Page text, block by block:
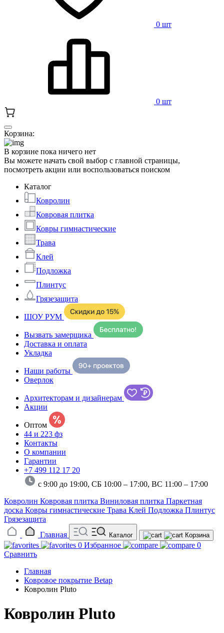
0 шт
0 шт
Корзина:
В корзине пока ничего нет
Вы можете начать свой выбор с главной страницы,
посмотреть акции или воспользоваться поиском
Каталог
Ковролин
Ковровая плитка
Ковры гимнастические
Трава
Клей
Подложка
Плинтус
Грязезащита
ШОУ РУМ
Вызвать замерщика
Доставка и оплата
Укладка
Наши работы
Оверлок
Архитекторам и дизайнерам
Акции
Оптом
44 и 223 фз
Контакты
О компании
Гарантии
+7 499 112 17 20
с 9:00 до 19:00, СБ 10:00 – 17:00, ВС 11:00 – 17:00
Ковролин Ковровая плитка Виниловая плитка Паркетная
доска Ковры гимнастические Трава Клей Подложка Плинтус
Грязезащита
Главная
Каталог Корзина
0 Избранное
0
Сравнить
Главная
Ковровое покрытие Betap
Ковролин Pluto
Ковролин Pluto